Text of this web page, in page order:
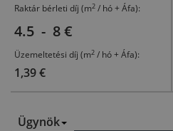
Raktár bérleti díj (m2 / hó + Áfa):
4.5 - 8 €
Üzemeltetési díj (m2 / hó + Áfa):
1,39 €
Ügynök